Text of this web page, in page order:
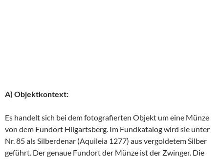
A) Objektkontext:
Es handelt sich bei dem fotografierten Objekt um eine Münze
von dem Fundort Hilgartsberg. Im Fundkatalog wird sie unter
Nr. 85 als Silberdenar (Aquileia 1277) aus vergoldetem Silber
geführt. Der genaue Fundort der Münze ist der Zwinger. Die